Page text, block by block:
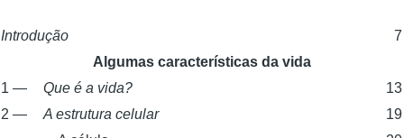
Introdução
7
Algumas características da vida
1 —
Que é a vida?
13
2 —
A estrutura celular
19